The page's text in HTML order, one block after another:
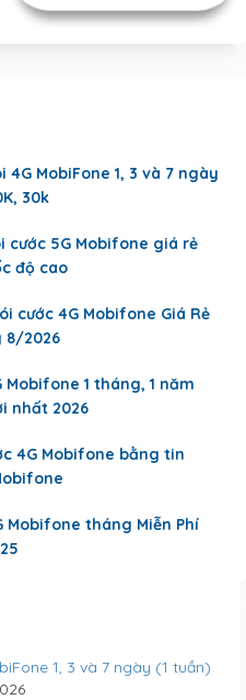
MobiFone 1, 3 và 7 ngày
30k
cước 5G Mobifone giá rẻ
độ cao
cước 4G Mobifone Giá Rẻ
8/2026
Mobifone 1 tháng, 1 năm
nhất 2026
4G Mobifone bằng tin
Mobifone tháng Miễn Phí
1, 3 và 7 ngày (1 tuần)